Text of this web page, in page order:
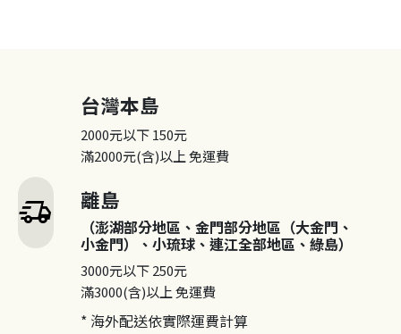
delivery_truck_speed
台灣本島
2000元以下150元
滿2000元(含)以上免運費
離島
（澎湖部分地區、金門部分地區（大金門、
小金門）、小琉球、連江全部地區、綠島）
3000元以下250元
滿3000(含)以上免運費
* 海外配送依實際運費計算